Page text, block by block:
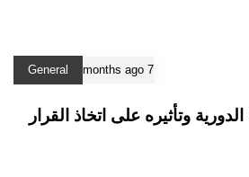
7 months ago
General
وتأثيره على اتخاذ القرار